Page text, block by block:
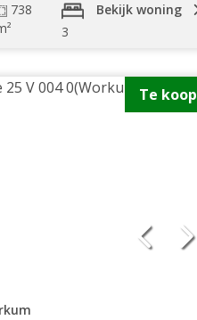
738
3
Bekijk woning
Te koop